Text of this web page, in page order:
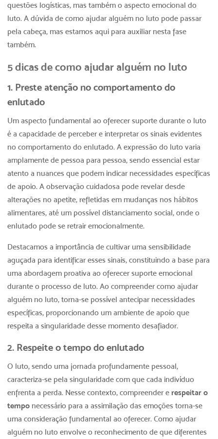
questões logísticas, mas também o aspecto emocional do
luto. A dúvida de como ajudar alguém no luto pode passar
pela cabeça, mas estamos aqui para auxiliar nesta fase
também.
5 dicas decomo ajudar alguém no luto
1. Preste atenção no comportamento do
enlutado
Um aspecto fundamental ao oferecer suporte durante o luto
é a capacidade de perceber e interpretar os sinais evidentes
no comportamento do enlutado. A expressão do luto varia
amplamente de pessoa para pessoa, sendo essencial estar
atento a nuances que podem indicar necessidades específicas
de apoio. A observação cuidadosa pode revelar desde
alterações no apetite, refletidas em mudanças nos hábitos
alimentares, até um possível distanciamento social, onde o
enlutado pode se retrair emocionalmente.
Destacamos a importância de cultivar uma sensibilidade
aguçada para identificar esses sinais, constituindo a base para
uma abordagem proativa ao oferecer suporte emocional
durante o processo de luto. Ao compreender como ajudar
alguém no luto, torna-se possível antecipar necessidades
específicas, proporcionando um ambiente de apoio que
respeita a singularidade desse momento desafiador.
2. Respeite o tempo do enlutado
O luto, sendo uma jornada profundamente pessoal,
caracteriza-se pela singularidade com que cada indivíduo
enfrenta a perda. Nesse contexto, compreender e respeitar o
tempo necessário para a assimilação das emoções torna-se
uma consideração fundamental ao oferecer. Como ajudar
alguém no luto envolve o reconhecimento de que diferentes